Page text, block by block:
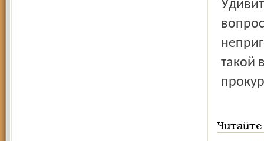
Удивительное дело, иной раз этот вроде бы приятный
такой